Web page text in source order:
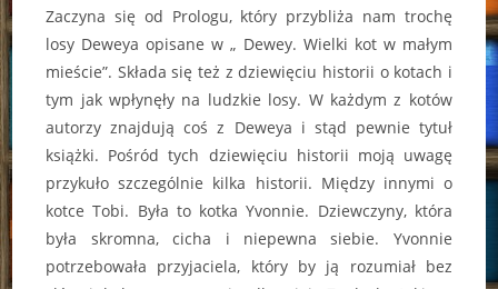
Zaczyna się od Prologu, który przybliża nam trochę
losy Deweya opisane w „ Dewey. Wielki kot w małym
mieście”. Składa się też z dziewięciu historii o kotach i
tym jak wpłynęły na ludzkie losy. W każdym z kotów
autorzy znajdują coś z Deweya i stąd pewnie tytuł
książki. Pośród tych dziewięciu historii moją uwagę
przykuło szczególnie kilka historii. Między innymi o
kotce Tobi. Była to kotka Yvonnie. Dziewczyny, która
była skromna, cicha i niepewna siebie. Yvonnie
potrzebowała przyjaciela, który by ją rozumiał bez